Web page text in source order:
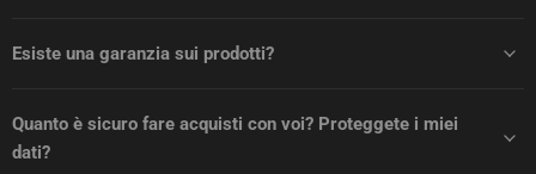
Esiste una garanzia sui prodotti?
Quanto è sicuro fare acquisti con voi? Proteggete i miei
dati?